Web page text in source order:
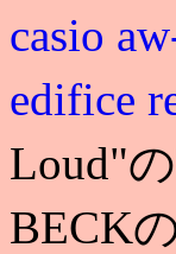
casio
edifice
Loud"
BECK